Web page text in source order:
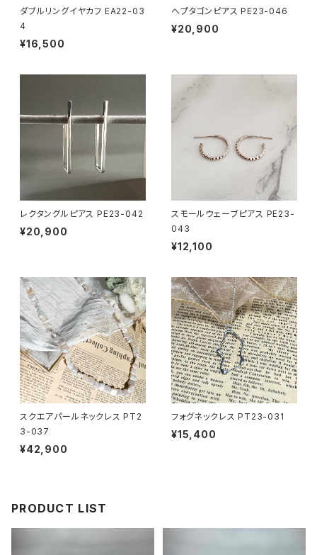
ダブルリングイヤカフ EA22-03
4
¥16,500
へプタゴンピアス PE23-046
¥20,900
レクタングルピアス PE23-042
¥20,900
スモールウェーブピアス PE23-
043
¥12,100
スクエアパールネックレス PT2
3-037
¥42,900
フォグネックレス PT23-031
¥15,400
PRODUCT LIST